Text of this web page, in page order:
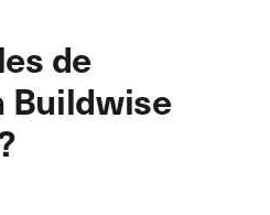
de
Buildwise